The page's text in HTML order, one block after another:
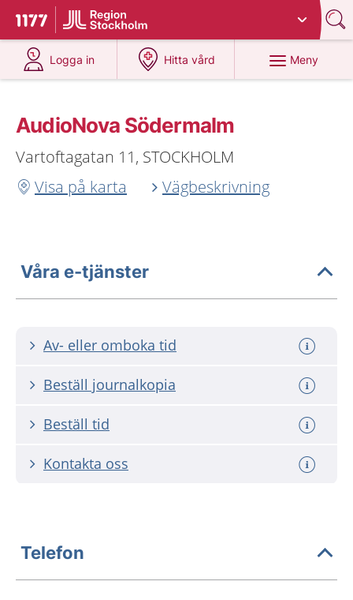
Till startsidan för 1177
Du har valt region
Logga in
på 1177.se
Hitta vård
på 1177.se
Meny
AudioNova Södermalm
Vartoftagatan 11, STOCKHOLM
Visa på karta
Vägbeskrivning
Våra e-tjänster
Av- eller omboka tid
Beställ journalkopia
Beställ tid
Kontakta oss
Telefon